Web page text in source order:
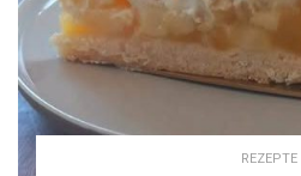
REZEPTE